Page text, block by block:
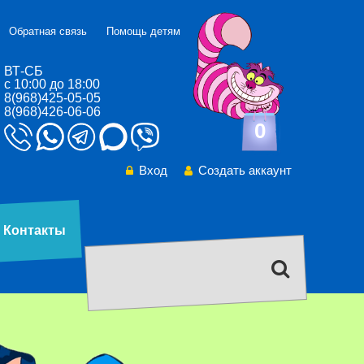
ВТ-СБ
с 10:00 до 18:00
8(968)425-05-05
8(968)426-06-06
Обратная связь Помощь детям
0
Вход Создать аккаунт
Контакты